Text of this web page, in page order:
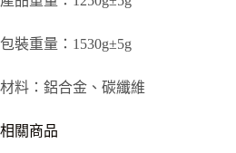
包裝重量：1530g±5g
材料：鋁合金、碳纖維
相關商品